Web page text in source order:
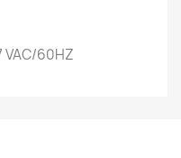
VAC/60HZ